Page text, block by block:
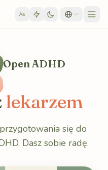
Aa
Open ADHD
lekarzem
się do
Dasz sobie radę.